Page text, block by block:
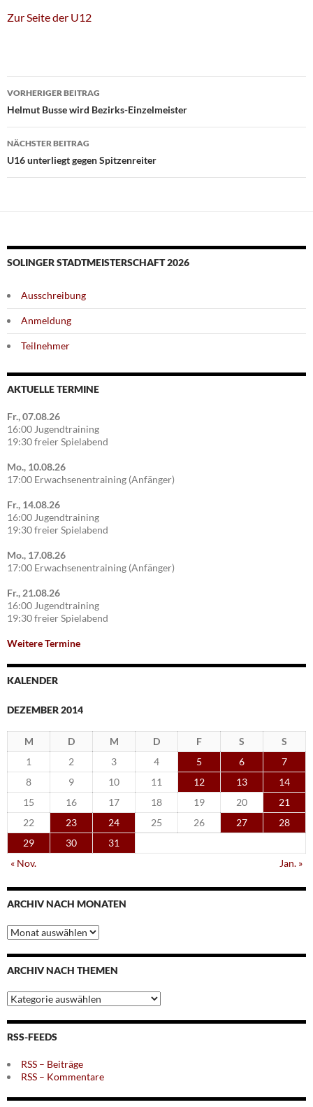
Zur Seite der U12
Beitragsnavigation
VORHERIGER BEITRAG
Helmut Busse wird Bezirks-Einzelmeister
NÄCHSTER BEITRAG
U16 unterliegt gegen Spitzenreiter
SOLINGER STADTMEISTERSCHAFT 2026
Ausschreibung
Anmeldung
Teilnehmer
AKTUELLE TERMINE
Fr., 07.08.26
16:00 Jugendtraining
19:30 freier Spielabend
Mo., 10.08.26
17:00 Erwachsenentraining (Anfänger)
Fr., 14.08.26
16:00 Jugendtraining
19:30 freier Spielabend
Mo., 17.08.26
17:00 Erwachsenentraining (Anfänger)
Fr., 21.08.26
16:00 Jugendtraining
19:30 freier Spielabend
Weitere Termine
KALENDER
DEZEMBER 2014
M D M D F S
S
1
2 3 4 5 6
7
8
9 10 11 12 13
14
15
16 17 18 19 20
21
22
23 24 25 26 27
28
29
30
31
« Nov.
Jan. »
ARCHIV NACH MONATEN
Archiv
nach
Monaten
ARCHIV NACH THEMEN
Archiv
nach
Themen
RSS-FEEDS
RSS – Beiträge
RSS – Kommentare